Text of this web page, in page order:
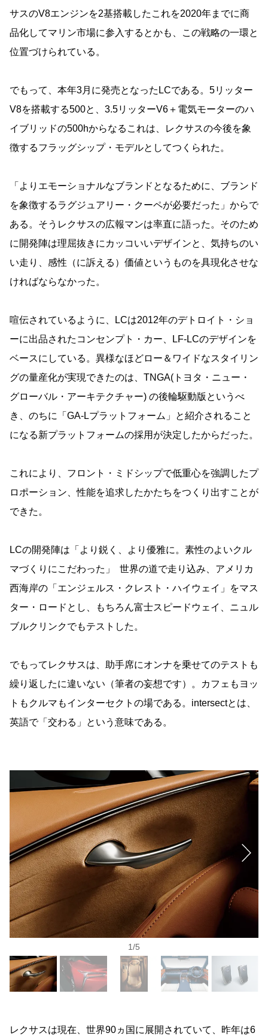
サスのV8エンジンを2基搭載したこれを2020年までに商
品化してマリン市場に参入するとかも、この戦略の一環と
位置づけられている。
でもって、本年3月に発売となったLCである。5リッター
V8を搭載する500と、3.5リッターV6＋電気モーターのハ
イブリッドの500hからなるこれは、レクサスの今後を象
徴するフラッグシップ・モデルとしてつくられた。
「よりエモーショナルなブランドとなるために、ブランド
を象徴するラグジュアリー・クーペが必要だった」からで
ある。そうレクサスの広報マンは率直に語った。そのため
に開発陣は理屈抜きにカッコいいデザインと、気持ちのい
い走り、感性（に訴える）価値というものを具現化させな
ければならなかった。
喧伝されているように、LCは2012年のデトロイト・ショ
ーに出品されたコンセンプト・カー、LF-LCのデザインを
ベースにしている。異様なほどロー＆ワイドなスタイリン
グの量産化が実現できたのは、TNGA(トヨタ・ニュー・
グローバル・アーキテクチャー) の後輪駆動版というべ
き、のちに「GA-Lプラットフォーム」と紹介されること
になる新プラットフォームの採用が決定したからだった。
これにより、フロント・ミドシップで低重心を強調したプ
ロポーション、性能を追求したかたちをつくり出すことが
できた。
LCの開発陣は「より鋭く、より優雅に。素性のよいクル
マづくりにこだわった」 世界の道で走り込み、アメリカ
西海岸の「エンジェルス・クレスト・ハイウェイ」をマス
ター・ロードとし、もちろん富士スピードウェイ、ニュル
ブルクリンクでもテストした。
でもってレクサスは、助手席にオンナを乗せてのテストも
繰り返したに違いない（筆者の妄想です）。カフェもヨッ
トもクルマもインターセクトの場である。intersectとは、
英語で「交わる」という意味である。
1/5
レクサスは現在、世界90ヵ国に展開されていて、昨年は6